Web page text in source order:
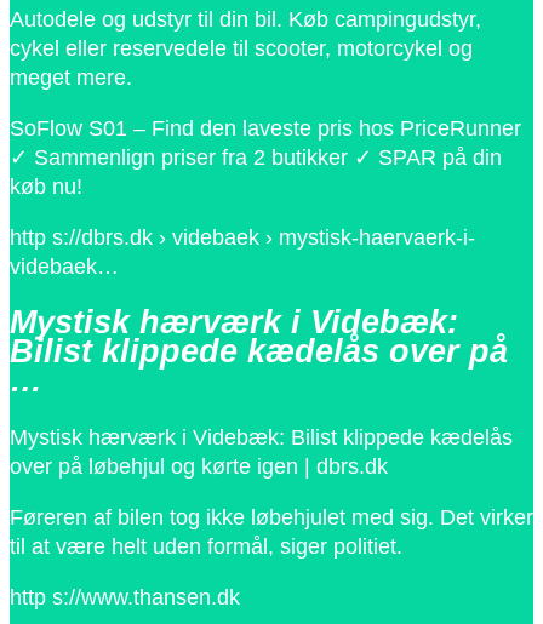
Autodele og udstyr til din bil. Køb campingudstyr,
cykel eller reservedele til scooter, motorcykel og
meget mere.
SoFlow S01 – Find den laveste pris hos PriceRunner
✓ Sammenlign priser fra 2 butikker ✓ SPAR på din
køb nu!
http s://dbrs.dk › videbaek › mystisk-haervaerk-i-
videbaek…
Mystisk hærværk i Videbæk:
Bilist klippede kædelås over på
…
Mystisk hærværk i Videbæk: Bilist klippede kædelås
over på løbehjul og kørte igen | dbrs.dk
Føreren af bilen tog ikke løbehjulet med sig. Det virker
til at være helt uden formål, siger politiet.
http s://www.thansen.dk